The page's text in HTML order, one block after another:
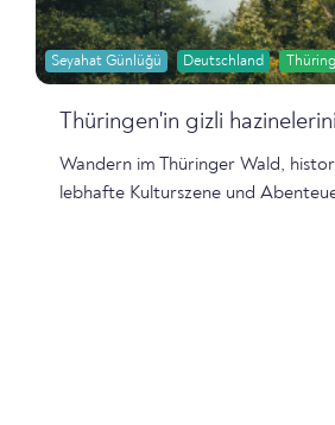
Seyahat Günlüğü Deutschland
Thüringen'in gizli
Wandern im Thüringer Wald,
lebhafte Kulturszene und